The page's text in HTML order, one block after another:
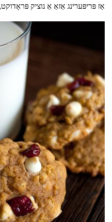
אַז פּריפּערינג אַזאַ אַ נוציק פּראָדוקט,